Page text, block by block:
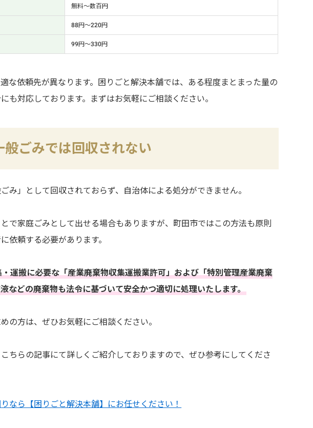
無料～数百円
88円～220円
99円～330円
な依頼先が異なります。困りごと解決本舗では、ある程度まとまった量の
も対応しております。まずはお気軽にご相談ください。
ごみでは回収されない
み」として回収されておらず、自治体による処分ができません。
で家庭ごみとして出せる場合もありますが、町田市ではこの方法も原則
依頼する必要があります。
運搬に必要な「産業廃棄物収集運搬業許可」および「特別管理産業廃棄
などの廃棄物も法令に基づいて安全かつ適切に処理いたします。
の方は、ぜひお気軽にご相談ください。
ちらの記事にて詳しくご紹介しておりますので、ぜひ参考にしてくださ
なら【困りごと解決本舗】にお任せください！